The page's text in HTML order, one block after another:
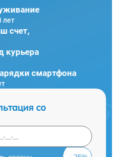
лет
счет,
курьера
смартфона
со